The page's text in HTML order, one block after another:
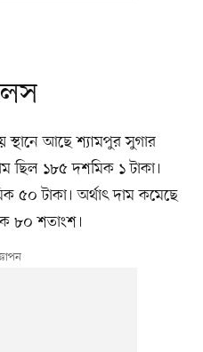
আছে শ্যামপুর সুগার
ছিল ১৮৫ দশমিক ১ টাকা।
টাকা। অর্থাৎ দাম কমেছে
৮০ শতাংশ।